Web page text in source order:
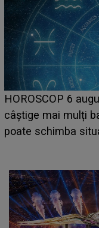
LINE-UP UNTOLD
care deschid
așteptate